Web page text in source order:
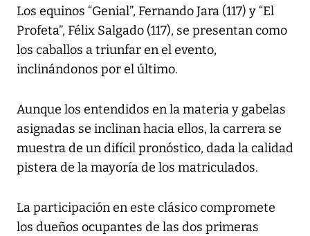
Los equinos “Genial”, Fernando Jara (117) y “El
Profeta”, Félix Salgado (117), se presentan como
los caballos a triunfar en el evento,
inclinándonos por el último.
Aunque los entendidos en la materia y gabelas
asignadas se inclinan hacia ellos, la carrera se
muestra de un difícil pronóstico, dada la calidad
pistera de la mayoría de los matriculados.
La participación en este clásico compromete
los dueños ocupantes de las dos primeras